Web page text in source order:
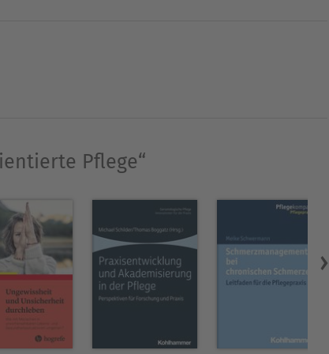
als Menschen (Pflegende) auszeichnen?".
Derek Sellmans philosophische
Pflege“